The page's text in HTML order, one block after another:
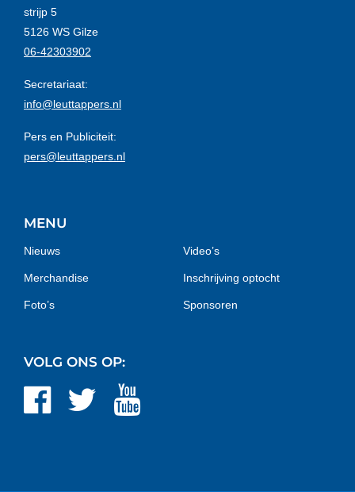
strijp 5
5126 WS Gilze
06-42303902
Secretariaat:
info@leuttappers.nl
Pers en Publiciteit:
pers@leuttappers.nl
MENU
Nieuws
Merchandise
Foto’s
Video’s
Inschrijving optocht
Sponsoren
VOLG ONS OP: